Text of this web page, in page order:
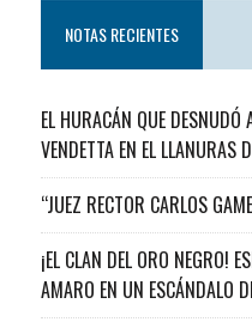
NOTAS RECIENTES
EL HURACÁN QUE
VENDETTA EN EL LLANURAS
“JUEZ RECTOR CARLOS
¡EL CLAN DEL ORO NEGRO!
AMARO EN UN ESCÁNDALO